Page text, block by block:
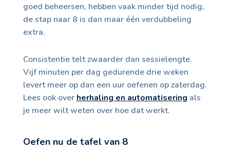
goed beheersen, hebben vaak minder tijd nodig,
de stap naar 8 is dan maar één verdubbeling
extra.
Consistentie telt zwaarder dan sessielengte.
Vijf minuten per dag gedurende drie weken
levert meer op dan een uur oefenen op zaterdag.
Lees ook over herhaling en automatisering als
je meer wilt weten over hoe dat werkt.
Oefen nu de tafel van 8